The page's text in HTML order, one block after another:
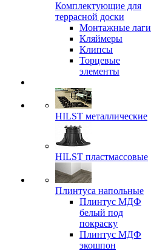
Комплектующие для
террасной доски
Монтажные лаги
Кляймеры
Клипсы
Торцевые
элементы
HILST металлические
HILST пластмассовые
Плинтуса напольные
Плинтус МДФ
белый под
покраску
Плинтус МДФ
экошпон